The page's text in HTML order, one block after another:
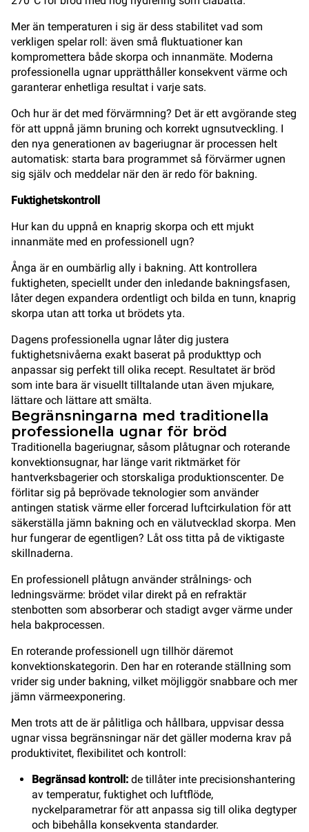
Mer än temperaturen i sig är dess stabilitet vad som
verkligen spelar roll: även små fluktuationer kan
kompromettera både skorpa och innanmäte. Moderna
professionella ugnar upprätthåller konsekvent värme och
garanterar enhetliga resultat i varje sats.
Och hur är det med förvärmning? Det är ett avgörande steg
för att uppnå jämn bruning och korrekt ugnsutveckling. I
den nya generationen av bageriugnar är processen helt
automatisk: starta bara programmet så förvärmer ugnen
sig själv och meddelar när den är redo för bakning.
Fuktighetskontroll
Hur kan du uppnå en knaprig skorpa och ett mjukt
innanmäte med en professionell ugn?
Ånga är en oumbärlig ally i bakning. Att kontrollera
fuktigheten, speciellt under den inledande bakningsfasen,
låter degen expandera ordentligt och bilda en tunn, knaprig
skorpa utan att torka ut brödets yta.
Dagens professionella ugnar låter dig justera
fuktighetsnivåerna exakt baserat på produkttyp och
anpassar sig perfekt till olika recept. Resultatet är bröd
som inte bara är visuellt tilltalande utan även mjukare,
lättare och lättare att smälta.
Begränsningarna med traditionella
professionella ugnar för bröd
Traditionella bageriugnar, såsom plåtugnar och roterande
konvektionsugnar, har länge varit riktmärket för
hantverksbagerier och storskaliga produktionscenter. De
förlitar sig på beprövade teknologier som använder
antingen statisk värme eller forcerad luftcirkulation för att
säkerställa jämn bakning och en välutvecklad skorpa. Men
hur fungerar de egentligen? Låt oss titta på de viktigaste
skillnaderna.
En professionell plåtugn använder strålnings- och
ledningsvärme: brödet vilar direkt på en refraktär
stenbotten som absorberar och stadigt avger värme under
hela bakprocessen.
En roterande professionell ugn tillhör däremot
konvektionskategorin. Den har en roterande ställning som
vrider sig under bakning, vilket möjliggör snabbare och mer
jämn värmeexponering.
Men trots att de är pålitliga och hållbara, uppvisar dessa
ugnar vissa begränsningar när det gäller moderna krav på
produktivitet, flexibilitet och kontroll:
Begränsad kontroll: de tillåter inte precisionshantering
av temperatur, fuktighet och luftflöde,
nyckelparametrar för att anpassa sig till olika degtyper
och bibehålla konsekventa standarder.